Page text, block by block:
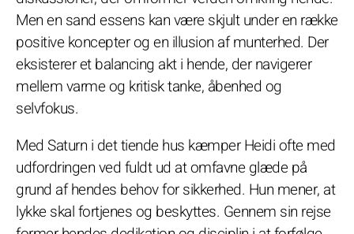
Men en sand essens kan være skjult under en række
positive koncepter og en illusion af munterhed. Der
eksisterer et balancing akt i hende, der navigerer
mellem varme og kritisk tanke, åbenhed og
selvfokus.
Med Saturn i det tiende hus kæmper Heidi ofte med
udfordringen ved fuldt ud at omfavne glæde på
grund af hendes behov for sikkerhed. Hun mener, at
lykke skal fortjenes og beskyttes. Gennem sin rejse